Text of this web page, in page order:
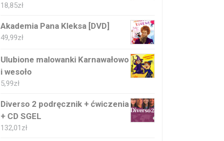
18,85zł
Akademia Pana Kleksa [DVD]
49,99zł
Ulubione malowanki Karnawałowo
i wesoło
5,99zł
Diverso 2 podręcznik + ćwiczenia
+ CD SGEL
132,01 zł